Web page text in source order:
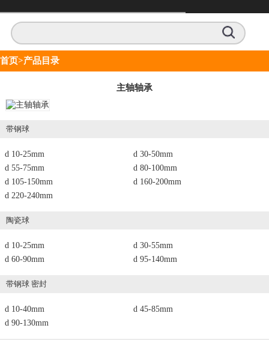
首页>产品目录
主轴轴承
带钢球
d 10-25mm
d 30-50mm
d 55-75mm
d 80-100mm
d 105-150mm
d 160-200mm
d 220-240mm
陶瓷球
d 10-25mm
d 30-55mm
d 60-90mm
d 95-140mm
带钢球 密封
d 10-40mm
d 45-85mm
d 90-130mm